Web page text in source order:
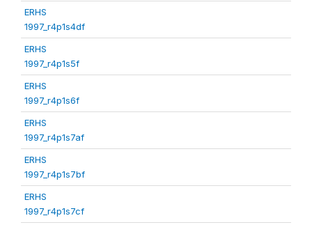
ERHS
1997_r4p1s4df
ERHS
1997_r4p1s5f
ERHS
1997_r4p1s6f
ERHS
1997_r4p1s7af
ERHS
1997_r4p1s7bf
ERHS
1997_r4p1s7cf